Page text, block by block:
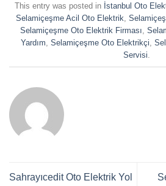
This entry was posted in İstanbul Oto
Selamiçeşme Acil Oto Elektrik
Selamiçeşme Oto Elektrik Firması
Yardım Selamiçeşme Oto Elektrikçi
Servisi
Sahrayıcedit Oto Elektrik Yol